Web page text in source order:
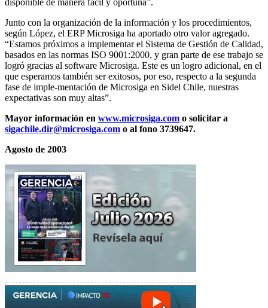
Junto con la organización de la información y los procedimientos,
según López, el ERP Microsiga ha aportado otro valor agregado.
“Estamos próximos a implementar el Sistema de Gestión de Calidad,
basados en las normas ISO 9001:2000, y gran parte de ese trabajo se
logró gracias al software Microsiga. Este es un logro adicional, en el
que esperamos también ser exitosos, por eso, respecto a la segunda
fase de imple-mentación de Microsiga en Sidel Chile, nuestras
expectativas son muy altas”.
Mayor información en www.microsiga.com o solicitar a
sigachile.dir@microsiga.com o al fono 3739647.
Agosto de 2003